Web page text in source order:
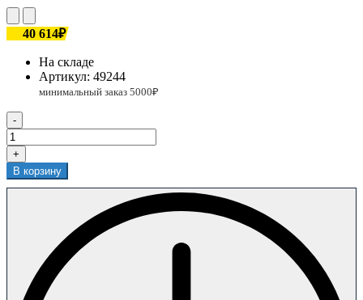
40 614₽
На складе
Артикул: 49244
-
+
В корзину